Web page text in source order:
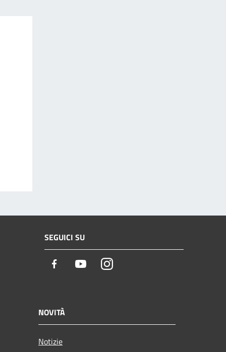
SEGUICI SU
Facebook YoutubeInstagram
NOVITÀ
Notizie